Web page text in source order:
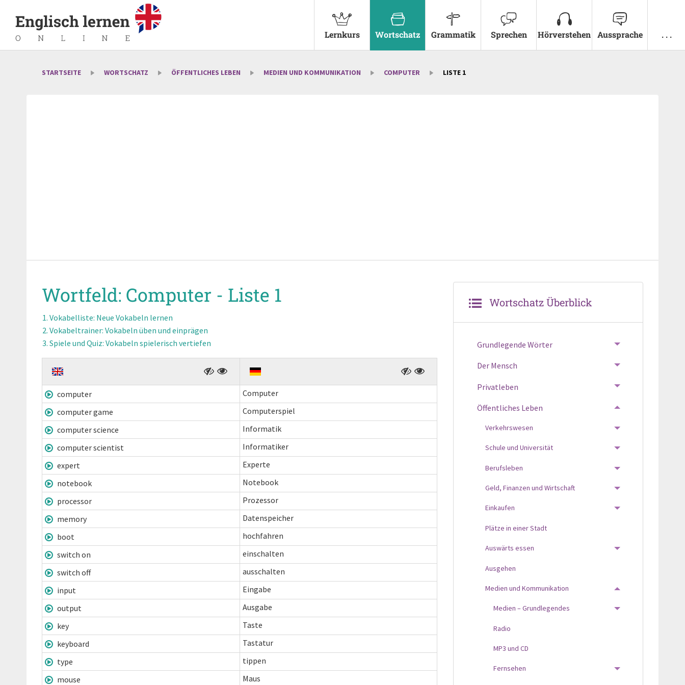
Lernkurs Wortschatz Grammatik Sprechen Hörverstehen Aussprache . . .
STARTSEITE WORTSCHATZ ÖFFENTLICHES LEBEN MEDIEN UND KOMMUNIKATION COMPUTER LISTE 1
Wortfeld: Computer - Liste 1
Vokabelliste: Neue Vokabeln lernen
Vokabeltrainer: Vokabeln üben und einprägen
Spiele und Quiz: Vokabeln spielerisch vertiefen
computer
Computer
computer game
Computerspiel
computer science
Informatik
computer scientist
Informatiker
expert
Experte
notebook
Notebook
processor
Prozessor
memory
Datenspeicher
boot
hochfahren
switch on
einschalten
switch off
ausschalten
input
Eingabe
output
Ausgabe
key
Taste
keyboard
Tastatur
type
tippen
mouse
Maus
Wortschatz Überblick
Grundlegende Wörter TOGGLE MENU
Der Mensch TOGGLE MENU
Privatleben TOGGLE MENU
Öffentliches Leben
TOGGLE MENU
Verkehrswesen
TOGGLE MENU
Schule und Universität
TOGGLE MENU
Berufsleben
TOGGLE MENU
Geld, Finanzen und Wirtschaft
TOGGLE MENU
Einkaufen
TOGGLE MENU
Plätze in einer Stadt
Auswärts essen
TOGGLE MENU
Ausgehen
Medien und Kommunikation
TOGGLE MENU
Medien – Grundlegendes
TOGGLE MENU
Radio
MP3 und CD
Fernsehen
TOGGLE MENU